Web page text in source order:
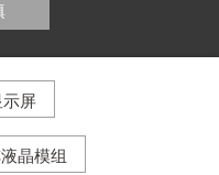
示屏
晶模组